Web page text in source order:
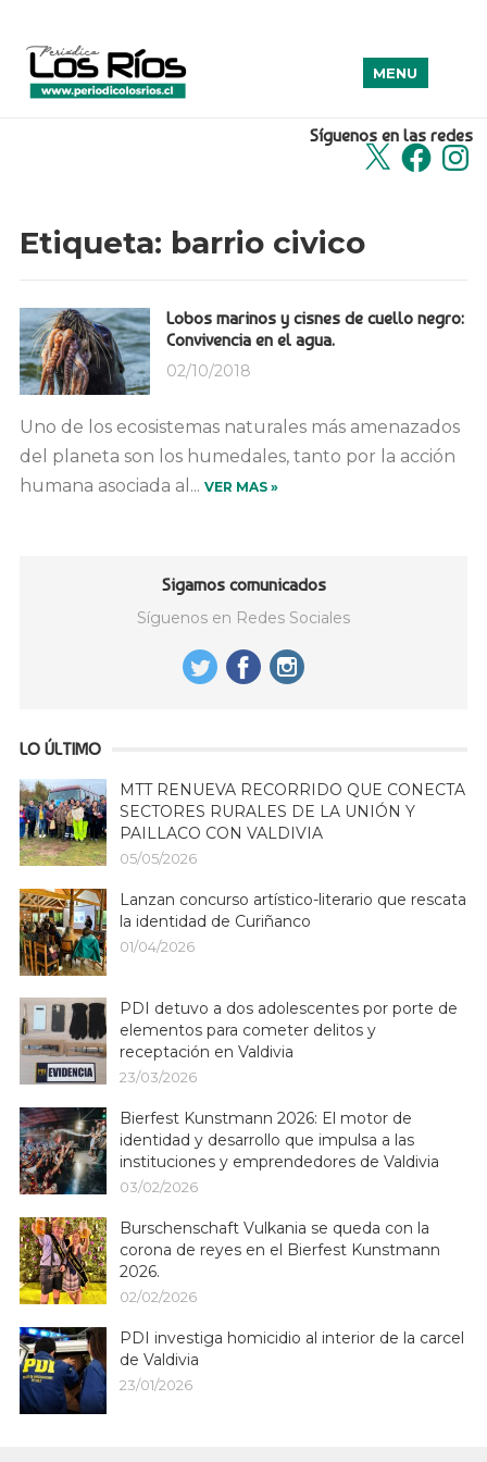
Síguenos en las redes
X Facebook
MENU
Etiqueta: barrio civico
Lobos marinos y cisnes de cuello negro:
Convivencia en el agua.
02/10/2018
Uno de los ecosistemas naturales más amenazados
del planeta son los humedales, tanto por la acción
humana asociada al... VER MAS »
Sigamos comunicados
Síguenos en Redes Sociales
LO ÚLTIMO
MTT RENUEVA RECORRIDO QUE CONECTA
SECTORES RURALES DE LA UNIÓN Y
PAILLACO CON VALDIVIA
05/05/2026
Lanzan concurso artístico-literario que rescata
la identidad de Curiñanco
01/04/2026
PDI detuvo a dos adolescentes por porte de
elementos para cometer delitos y
receptación en Valdivia
23/03/2026
Bierfest Kunstmann 2026: El motor de
identidad y desarrollo que impulsa a las
instituciones y emprendedores de Valdivia
03/02/2026
Burschenschaft Vulkania se queda con la
corona de reyes en el Bierfest Kunstmann
2026.
02/02/2026
PDI investiga homicidio al interior de la carcel
de Valdivia
23/01/2026